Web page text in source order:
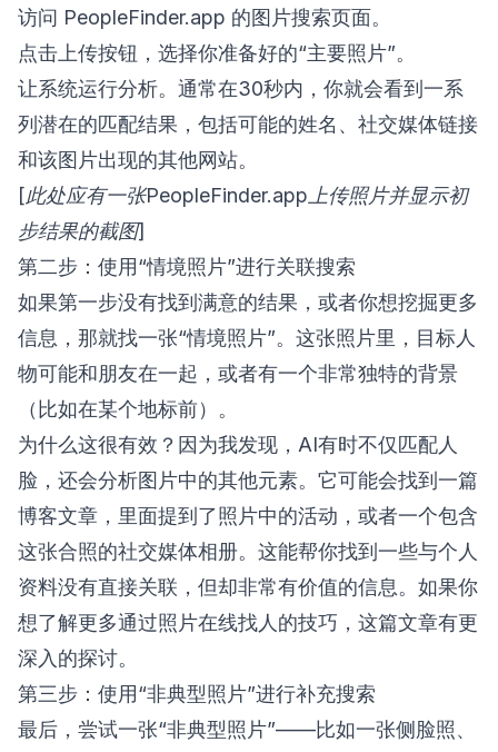
访问 PeopleFinder.app 的图片搜索页面。
点击上传按钮，选择你准备好的“主要照片”。
让系统运行分析。通常在30秒内，你就会看到一系
列潜在的匹配结果，包括可能的姓名、社交媒体链接
和该图片出现的其他网站。
[此处应有一张PeopleFinder.app上传照片并显示初
步结果的截图]
第二步：使用“情境照片”进行关联搜索
如果第一步没有找到满意的结果，或者你想挖掘更多
信息，那就找一张“情境照片”。这张照片里，目标人
物可能和朋友在一起，或者有一个非常独特的背景
（比如在某个地标前）。
为什么这很有效？因为我发现，AI有时不仅匹配人
脸，还会分析图片中的其他元素。它可能会找到一篇
博客文章，里面提到了照片中的活动，或者一个包含
这张合照的社交媒体相册。这能帮你找到一些与个人
资料没有直接关联，但却非常有价值的信息。如果你
想了解更多通过照片在线找人的技巧 ，这篇文章有更
深入的探讨。
第三步：使用“非典型照片”进行补充搜索
最后，尝试一张“非典型照片”——比如一张侧脸照、